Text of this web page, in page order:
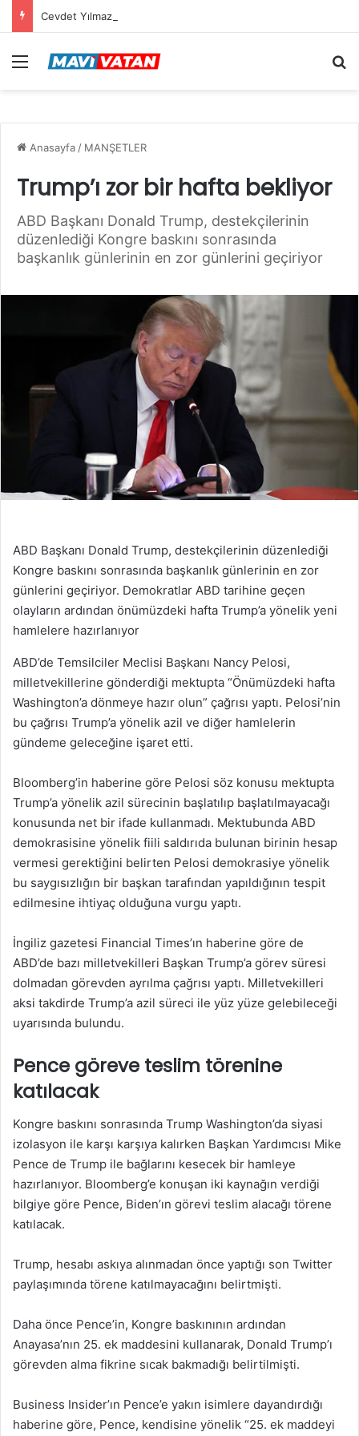
Menü
Anasayfa / MANŞETLER
Trump’ı zor bir hafta bekliyor
ABD Başkanı Donald Trump, destekçilerinin
düzenlediği Kongre baskını sonrasında
başkanlık günlerinin en zor günlerini geçiriyor
ABD Başkanı Donald Trump, destekçilerinin düzenlediği
Kongre baskını sonrasında başkanlık günlerinin en zor
günlerini geçiriyor. Demokratlar ABD tarihine geçen
olayların ardından önümüzdeki hafta Trump’a yönelik yeni
hamlelere hazırlanıyor
ABD’de Temsilciler Meclisi Başkanı Nancy Pelosi,
milletvekillerine gönderdiği mektupta “Önümüzdeki hafta
Washington’a dönmeye hazır olun” çağrısı yaptı. Pelosi’nin
bu çağrısı Trump’a yönelik azil ve diğer hamlelerin
gündeme geleceğine işaret etti.
Bloomberg’in haberine göre Pelosi söz konusu mektupta
Trump’a yönelik azil sürecinin başlatılıp başlatılmayacağı
konusunda net bir ifade kullanmadı. Mektubunda ABD
demokrasisine yönelik fiili saldırıda bulunan birinin hesap
vermesi gerektiğini belirten Pelosi demokrasiye yönelik
bu saygısızlığın bir başkan tarafından yapıldığının tespit
edilmesine ihtiyaç olduğuna vurgu yaptı.
İngiliz gazetesi Financial Times’ın haberine göre de
ABD’de bazı milletvekilleri Başkan Trump’a görev süresi
dolmadan görevden ayrılma çağrısı yaptı. Milletvekilleri
aksi takdirde Trump’a azil süreci ile yüz yüze gelebileceği
uyarısında bulundu.
Pence göreve teslim törenine
katılacak
Kongre baskını sonrasında Trump Washington’da siyasi
izolasyon ile karşı karşıya kalırken Başkan Yardımcısı Mike
Pence de Trump ile bağlarını kesecek bir hamleye
hazırlanıyor. Bloomberg’e konuşan iki kaynağın verdiği
bilgiye göre Pence, Biden’ın görevi teslim alacağı törene
katılacak.
Trump, hesabı askıya alınmadan önce yaptığı son Twitter
paylaşımında törene katılmayacağını belirtmişti.
Daha önce Pence’in, Kongre baskınının ardından
Anayasa’nın 25. ek maddesini kullanarak, Donald Trump’ı
görevden alma fikrine sıcak bakmadığı belirtilmişti.
Business Insider’ın Pence’e yakın isimlere dayandırdığı
haberine göre, Pence, kendisine yönelik “25. ek maddeyi